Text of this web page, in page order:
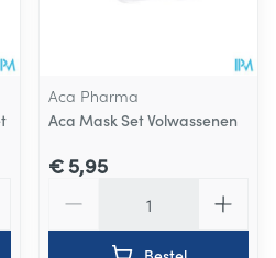
Aca Pharma
Aca Mask Set Volwassenen
€ 5,95